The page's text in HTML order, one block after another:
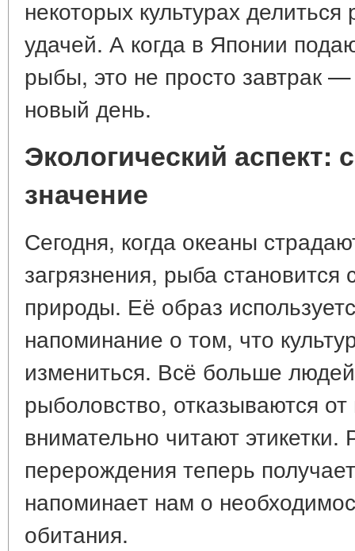
некоторых культурах
удачей. А когда в Японии
рыбы, это не просто завтрак
новый день.
Экологический аспект:
значение
Сегодня, когда океаны
загрязнения, рыба становится
природы. Её образ
напоминание о том, что
измениться. Всё больше
рыболовство, отказываются
внимательно читают
перерождения теперь
напоминает нам о
обитания.